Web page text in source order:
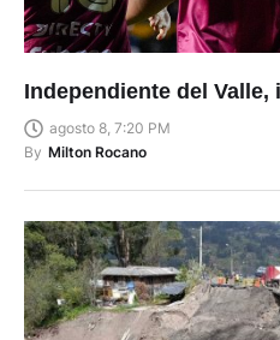
Independiente del
agosto 8, 7:20 PM
By Milton Rocano